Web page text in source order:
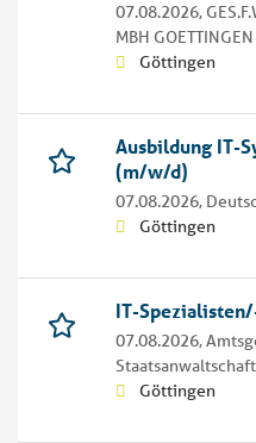
07.08.2026,
MBH GOETTINGEN
Göttingen
Ausbildung IT-
(m/w/d)
07.08.2026,
Göttingen
IT-
07.08.2026,
Göttingen